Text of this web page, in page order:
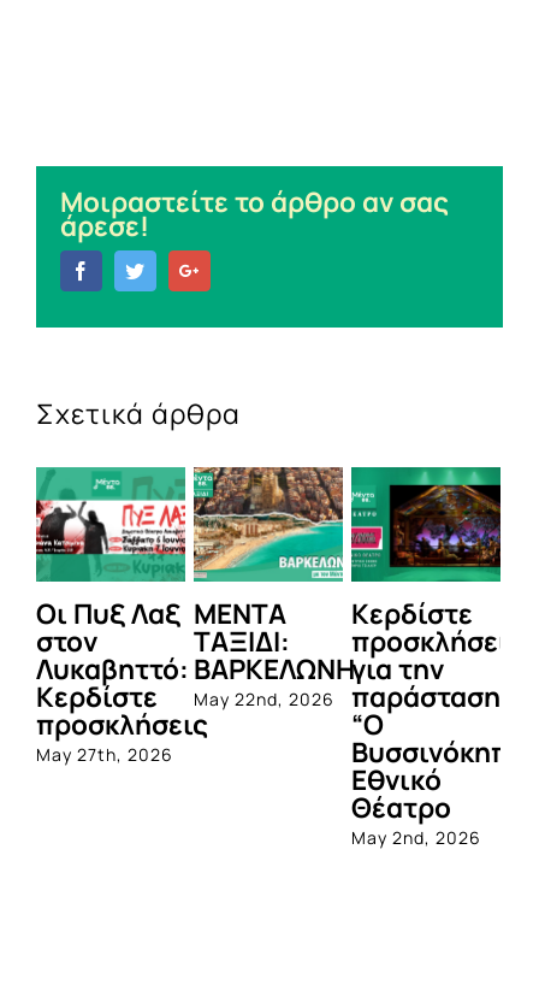
Μοιραστείτε το άρθρο αν σας
άρεσε!
FacebookTwitter
Σχετικά άρθρα
Οι Πυξ Λαξ
στον
Λυκαβηττό:
Κερδίστε
προσκλήσεις
May 27th, 2026
ΜΕΝΤΑ
ΤΑΞΙΔΙ:
ΒΑΡΚΕΛΩΝΗ
May 22nd, 2026
Κερδίστε
προσκλήσεις
για την
παράσταση
“Ο
Εθνικό
Θέατρο
May 2nd, 2026